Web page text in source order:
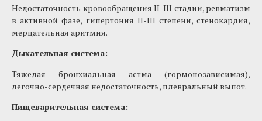
Недостаточность кровообращения II-III стадии, ревматизм
в активной фазе, гипертония II-III степени, стенокардия,
мерцательная аритмия.
Дыхательная система:
Тяжелая бронхиальная астма (гормонозависимая),
легочно-сердечная недостаточность, плевральный выпот.
Пищеварительная система: